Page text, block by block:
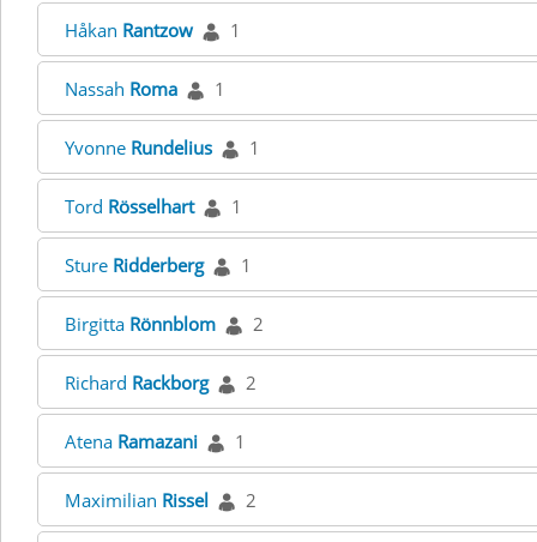
Håkan Rantzow 1
Nassah Roma 1
Yvonne Rundelius 1
Tord Rösselhart 1
Sture Ridderberg 1
Birgitta Rönnblom 2
Richard Rackborg 2
Atena Ramazani 1
Maximilian Rissel 2